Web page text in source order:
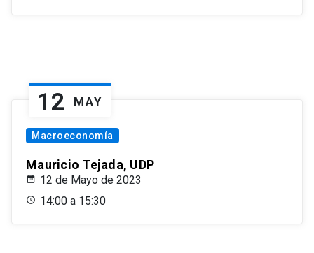
12 MAY
Macroeconomía
Mauricio Tejada, UDP
12 de Mayo de 2023
14:00 a 15:30